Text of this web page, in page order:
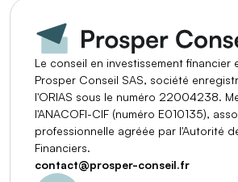
Le conseil en investissement financier
Prosper Conseil SAS, société
l'ORIAS sous le numéro 22004238.
l'ANACOFI-CIF (numéro E010135),
professionnelle agréée par l'Autorité
Financiers.
contact@prosper-conseil.fr